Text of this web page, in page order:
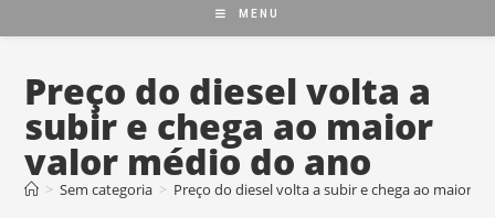
MENU
Preço do diesel volta a
subir e chega ao maior
valor médio do ano
> Sem categoria > Preço do diesel volta a subir e chega ao maior